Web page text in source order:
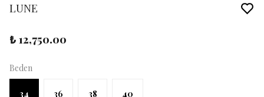
LUNE
₺ 12,750.00
Beden
34 36 38 40